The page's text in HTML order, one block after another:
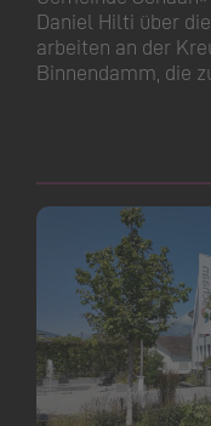
Daniel Hilti über
arbeiten an der
Binnendamm, die